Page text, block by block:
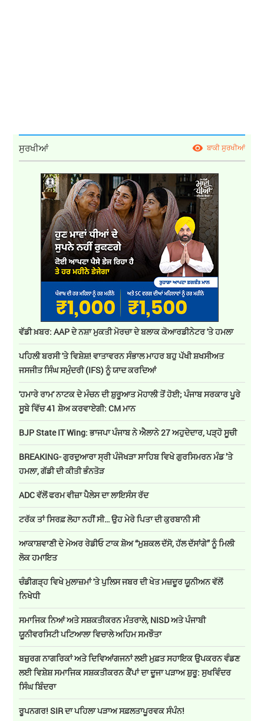
ਸੁਰਖੀਆਂ ਬਾਕੀ ਸੁਰਖੀਆਂ
ਵੱਡੀ ਖ਼ਬਰ: AAP ਦੇ ਨਸ਼ਾ ਮੁਕਤੀ ਮੋਰਚਾ ਦੇ ਬਲਾਕ ਕੋਆਰਡੀਨੇਟਰ 'ਤੇ ਹਮਲਾ
ਪਹਿਲੀ ਬਰਸੀ 'ਤੇ ਵਿਸ਼ੇਸ਼! ਵਾਤਾਵਰਨ ਸੰਭਾਲ ਮਾਹਰ ਬਹੁ ਪੱਖੀ ਸ਼ਖਸੀਅਤ
ਜਸਜੀਤ ਸਿੰਘ ਸਮੁੰਦਰੀ (IFS) ਨੂੰ ਯਾਦ ਕਰਦਿਆਂ
'ਹਮਾਰੇ ਰਾਮ' ਨਾਟਕ ਦੇ ਮੰਚਨ ਦੀ ਸ਼ੁਰੂਆਤ ਮੋਹਾਲੀ ਤੋਂ ਹੋਈ; ਪੰਜਾਬ ਸਰਕਾਰ ਪੂਰੇ
ਸੂਬੇ ਵਿੱਚ 41 ਸ਼ੋਅ ਕਰਵਾਏਗੀ: CM ਮਾਨ
BJP State IT Wing: ਭਾਜਪਾ ਪੰਜਾਬ ਨੇ ਐਲਾਨੇ 27 ਅਹੁਦੇਦਾਰ, ਪੜ੍ਹੋ ਸੂਚੀ
BREAKING- ਗੁਰਦੁਆਰਾ ਸ੍ਰੀ ਪੰਜੋਖੜਾ ਸਾਹਿਬ ਵਿਖੇ ਗੁਰਸਿਮਰਨ ਮੰਡ ’ਤੇ
ਹਮਲਾ, ਗੱਡੀ ਦੀ ਕੀਤੀ ਭੰਨਤੋੜ
ADC ਵੱਲੋਂ ਫਰਮ ਵੀਜ਼ਾ ਪੈਲੇਸ ਦਾ ਲਾਇਸੰਸ ਰੱਦ
ਟਰੱਕ ਤਾਂ ਸਿਰਫ਼ ਲੋਹਾ ਨਹੀਂ ਸੀ… ਉਹ ਮੇਰੇ ਪਿਤਾ ਦੀ ਕੁਰਬਾਨੀ ਸੀ
ਆਕਾਸ਼ਵਾਣੀ ਦੇ ਮੇਅਰ ਰੇਡੀਓ ਟਾਕ ਸ਼ੋਅ “ਮੁਸ਼ਕਲ ਦੱਸੋ, ਹੱਲ ਦੱਸਾਂਗੇ” ਨੂੰ ਮਿਲੀ
ਲੋਕ ਹਮਾਇਤ
ਚੰਡੀਗੜ੍ਹ ਵਿਖੇ ਮੁਲਾਜ਼ਮਾਂ 'ਤੇ ਪੁਲਿਸ ਜਬਰ ਦੀ ਖੇਤ ਮਜ਼ਦੂਰ ਯੂਨੀਅਨ ਵੱਲੋਂ
ਨਿਖੇਧੀ
ਸਮਾਜਿਕ ਨਿਆਂ ਅਤੇ ਸਸ਼ਕਤੀਕਰਨ ਮੰਤਰਾਲੇ, NISD ਅਤੇ ਪੰਜਾਬੀ
ਯੂਨੀਵਰਸਿਟੀ ਪਟਿਆਲਾ ਵਿਚਾਲੇ ਅਹਿਮ ਸਮਝੌਤਾ
ਬਜ਼ੁਰਗ ਨਾਗਰਿਕਾਂ ਅਤੇ ਦਿਵਿਆਂਗਜਨਾਂ ਲਈ ਮੁਫ਼ਤ ਸਹਾਇਕ ਉਪਕਰਨ ਵੰਡਣ
ਲਈ ਵਿਸ਼ੇਸ਼ ਸਮਾਜਿਕ ਸਸ਼ਕਤੀਕਰਨ ਕੈਂਪਾਂ ਦਾ ਦੂਜਾ ਪੜਾਅ ਸ਼ੁਰੂ: ਸੁਖਵਿੰਦਰ
ਸਿੰਘ ਬਿੰਦਰਾ
ਰੂਪਨਗਰ! SIR ਦਾ ਪਹਿਲਾ ਪੜਾਅ ਸਫ਼ਲਤਾਪੂਰਵਕ ਸੰਪੰਨ!